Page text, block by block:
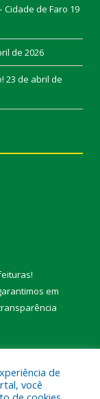
Cidade de Faro 19
de 2026
23 de abril de
!
em
de
você